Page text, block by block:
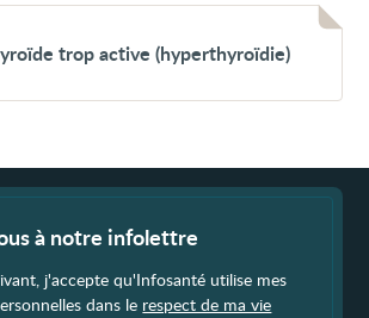
trop active (hyperthyroïdie)
à notre infolettre
j'accepte qu'Infosanté utilise mes
dans le respect de ma vie